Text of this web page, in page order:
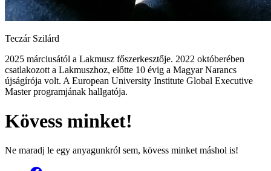
Teczár Szilárd
2025 márciusától a Lakmusz főszerkesztője. 2022 októberében
csatlakozott a Lakmuszhoz, előtte 10 évig a Magyar Narancs
újságírója volt. A European University Institute Global Executive
Master programjának hallgatója.
Kövess minket!
Ne maradj le egy anyagunkról sem, kövess minket máshol is!